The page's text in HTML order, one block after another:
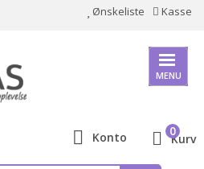
Ønskeliste Kasse
MENU
Konto Kurv
0